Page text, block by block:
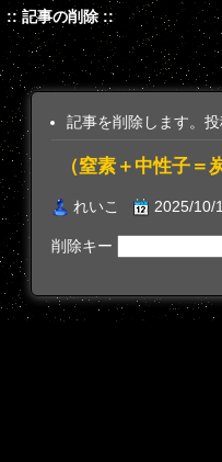
:: 記事の削除 ::
記事を削除します。
（窒素＋中性子
れいこ 2025/10/
削除キー